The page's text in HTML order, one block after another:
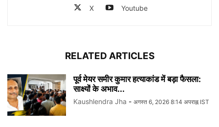
X Youtube
RELATED ARTICLES
पूर्व मेयर समीर कुमार हत्याकांड में बड़ा फैसला:
साक्ष्यों के अभाव...
Kaushlendra Jha - अगस्त 6, 2026 8:14 अपराह्न IST